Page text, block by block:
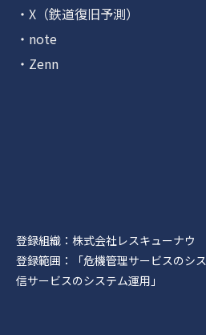
・X（鉄道復旧予測）
・note
・Zenn
登録組織：株式会社レスキューナウ
登録範囲：「危機管理サービスのシ
信サービスのシステム運用」